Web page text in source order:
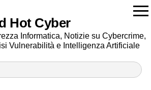
Hot Cyber
Informatica, Notizie su Cybercrime,
Vulnerabilità e Intelligenza Artificiale